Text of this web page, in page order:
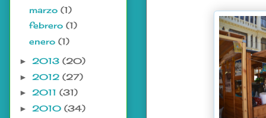
marzo (1)
febrero (1)
enero (1)
► 2013 (20)
► 2012 (27)
► 2011 (31)
► 2010 (34)